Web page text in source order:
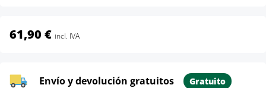
61,90 € incl. IVA
Envío y devolución gratuitos Gratuito